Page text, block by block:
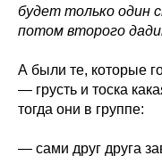
будет только один
потом второго
А были те, которые
— грусть и тоска
тогда они в группе:
— сами друг друга